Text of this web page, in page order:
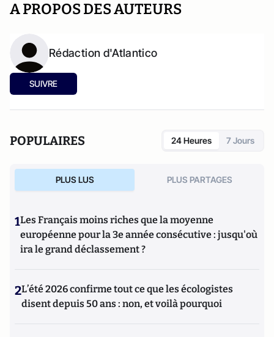
A PROPOS DES AUTEURS
Rédaction d'Atlantico
SUIVRE
POPULAIRES 24 Heures 7 Jours
PLUS LUS PLUS PARTAGES
1Les Français moins riches que la moyenne
européenne pour la 3e année consécutive : jusqu'où
ira le grand déclassement ?
2L’été 2026 confirme tout ce que les écologistes
disent depuis 50 ans : non, et voilà pourquoi